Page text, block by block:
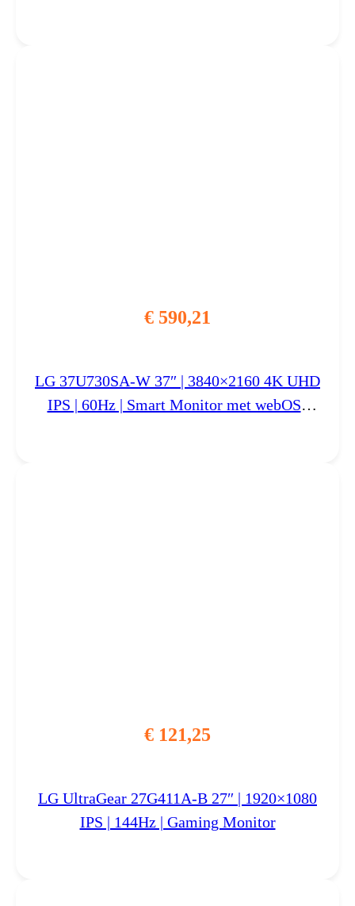
€ 590,21
LG 37U730SA-W 37″ | 3840×2160 4K UHD
IPS | 60Hz | Smart Monitor met webOS |
€ 121,25
LG UltraGear 27G411A-B 27″ | 1920×1080
IPS | 144Hz | Gaming Monitor